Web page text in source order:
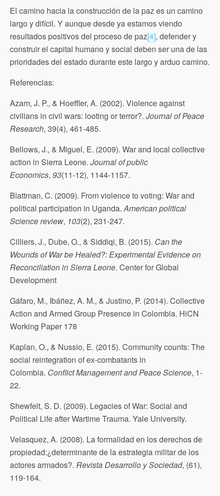
El camino hacia la construcción de la paz es un camino
largo y difícil. Y aunque desde ya estamos viendo
resultados positivos del proceso de paz[4], defender y
construir el capital humano y social deben ser una de las
prioridades del estado durante este largo y arduo camino.
Referencias:
Azam, J. P., & Hoeffler, A. (2002). Violence against
civilians in civil wars: looting or terror?. Journal of Peace
Research, 39(4), 461-485.
Bellows, J., & Miguel, E. (2009). War and local collective
action in Sierra Leone. Journal of public
Economics, 93(11-12), 1144-1157.
Blattman, C. (2009). From violence to voting: War and
political participation in Uganda.American political
Science review, 103(2), 231-247.
Cilliers, J., Dube, O., & Siddiqi, B. (2015). Can the
Wounds of War be Healed?: Experimental Evidence on
Reconciliation in Sierra Leone. Center for Global
Development
Gáfaro, M., Ibáñez, A. M., & Justino, P. (2014). Collective
Action and Armed Group Presence in Colombia. HiCN
Working Paper 178
Kaplan, O., & Nussio, E. (2015). Community counts: The
social reintegration of ex-combatants in
Colombia. Conflict Management and Peace Science, 1-
22.
Shewfelt, S. D. (2009). Legacies of War: Social and
Political Life after Wartime Trauma. Yale University.
Velasquez, A. (2008). La formalidad en los derechos de
propiedad:¿determinante de la estrategia militar de los
actores armados?. Revista Desarrollo y Sociedad, (61),
119-164.